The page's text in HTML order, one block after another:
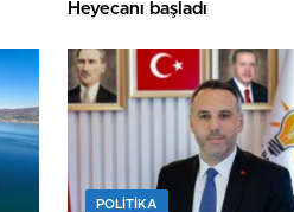
Heyecanı başladı
POLİTİKA